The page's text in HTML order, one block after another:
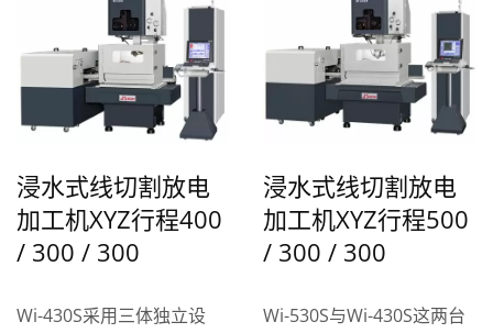
优异的加工精度。 针对需
要精细加工与严格公差控制
的产业需求，Wi-200S...
浸水式线切割放电
加工机XYZ行程400
/ 300 / 300
Wi-430S采用三体独立设
浸水式线切割放电
加工机XYZ行程500
/ 300 / 300
Wi-530S与Wi-430S这两台